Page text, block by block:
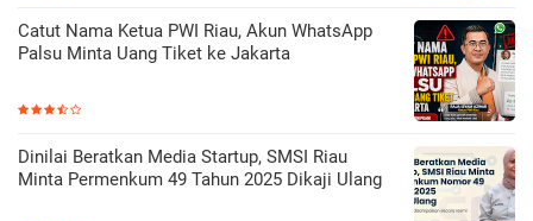
Catut Nama Ketua PWI Riau, Akun WhatsApp
Palsu Minta Uang Tiket ke Jakarta
Dinilai Beratkan Media Startup, SMSI Riau
Minta Permenkum 49 Tahun 2025 Dikaji Ulang